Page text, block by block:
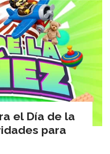
el Día de la
para